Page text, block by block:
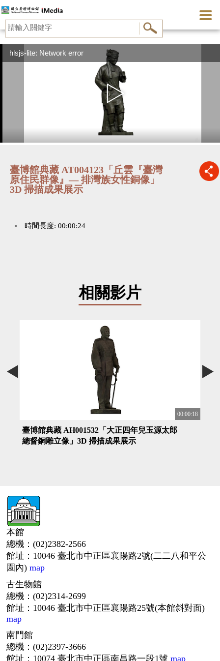
hlsjs-lite: Network error
臺博館典藏 AT004123「丘雲『臺灣
原住民群像』— 排灣族女性銅像」
3D 掃描成果展示
時間長度: 00:00:24
相關影片
00:00:18
臺博館典藏 AH001532「大正四年兒玉源太郎
總督銅雕立像」3D 掃描成果展示
本館
總機：(02)2382-2566
館址：10046 臺北市中正區襄陽路2號(二二八和平公
園內) map
古生物館
總機：(02)2314-2699
館址：10046 臺北市中正區襄陽路25號(本館斜對面)
map
南門館
總機：(02)2397-3666
館址：10074 臺北市中正區南昌路一段1號map